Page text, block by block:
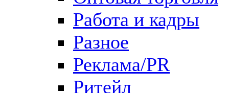
Работа и кадры
Разное
Реклама/PR
Ритейл